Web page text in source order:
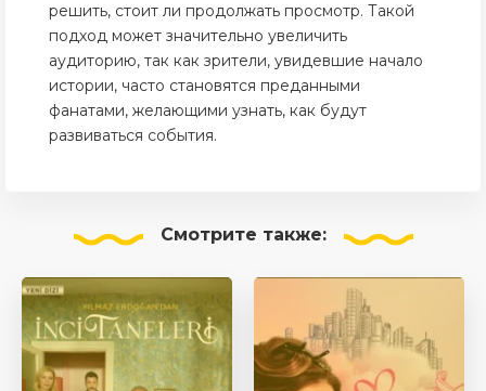
решить, стоит ли продолжать просмотр. Такой
подход может значительно увеличить
аудиторию, так как зрители, увидевшие начало
истории, часто становятся преданными
фанатами, желающими узнать, как будут
развиваться события.
Смотрите также: